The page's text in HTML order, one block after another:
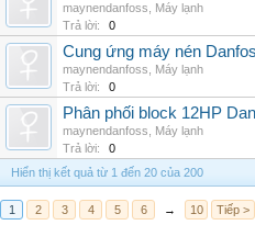
maynendanfoss
Máy lạnh
Trả lời:
0
Cung ứng máy nén
maynendanfoss
Máy lạnh
Trả lời:
0
Phân phối block 12HP
maynendanfoss
Máy lạnh
Trả lời:
0
Hiển thị kết quả từ 1 đến 20 của 200
1 2 3 4 5 6 → 10 Tiếp >